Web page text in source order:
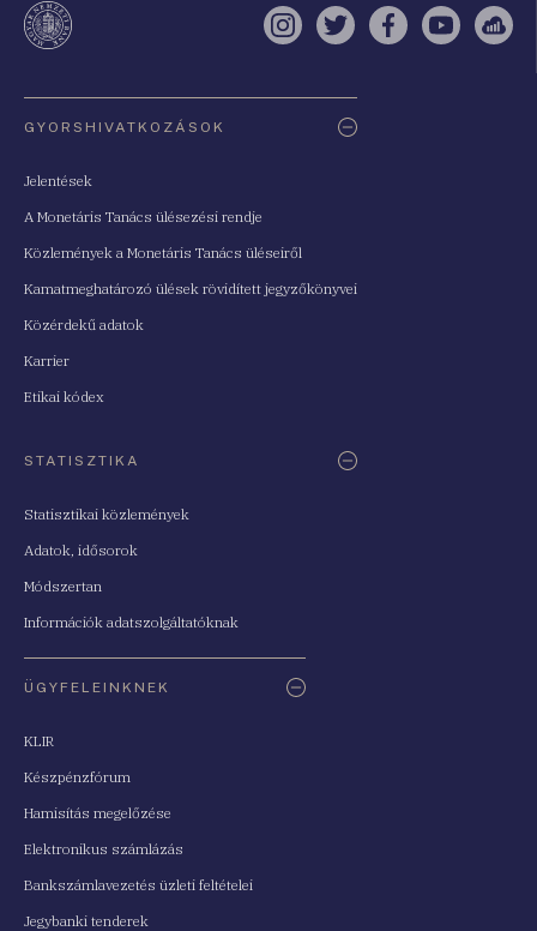
Instagram
TwitterFacebook
YouTube
GYORSHIVATKOZÁSOK
Jelentések
A Monetáris Tanács ülésezési rendje
Közlemények a Monetáris Tanács üléseiről
Kamatmeghatározó ülések rövidített jegyzőkönyvei
Közérdekű adatok
Karrier
Etikai kódex
STATISZTIKA
Statisztikai közlemények
Adatok, idősorok
Módszertan
Információk adatszolgáltatóknak
ÜGYFELEINKNEK
KLIR
Készpénzfórum
Hamisítás megelőzése
Elektronikus számlázás
Bankszámlavezetés üzleti feltételei
Jegybanki tenderek